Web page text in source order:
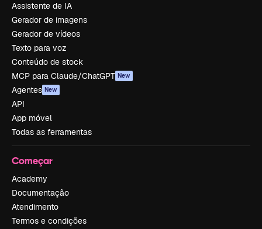
Assistente de IA
Gerador de imagens
Gerador de vídeos
Texto para voz
Conteúdo de stock
MCP para Claude/ChatGPT New
Agentes New
API
App móvel
Todas as ferramentas
Começar
Academy
Documentação
Atendimento
Termos e condições